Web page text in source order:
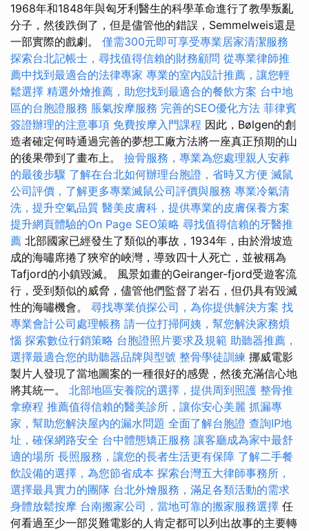
1968年和1848年與匈牙利醫生的科學革命進行了教學叛亂
分子，然後跌倒了，但是儘管他的錯誤，Semmelweis還是
一部實際的戲劇。 僅需300元即可享受專業居家清潔服務
探索台北記帳士，尋找值得信賴的財務顧問 從專業律師推
薦中找到最適合的法律專家 專業的室內設計推薦，讓您輕
鬆選擇 精選外燴推薦，助您找到最適合的餐飲方案 台中地
區的台胞證服務 脹氣按摩服務 完善的SEO優化方法 菲律賓
簽證辦理的注意事項 免費按摩入門課程 因此，Bølgen的創
造者確定何時通過完善的夢想工廠方法將一座真正預期的山
的後果帶到了畫布上。 撿骨服務，專業為您處理親人安葬
的最後步驟 了解在台北如何辦理台胞證，省時又方便 滅鼠
公司評價，了解更多專業滅鼠公司評價與服務 專業冷氣清
洗，提升空氣品質 醫美皮膚科，提供專業的皮膚保養方案
提升網頁體驗的On Page SEO策略 尋找值得信賴的牙醫推
薦 北部國家已經發生了類似的事故，1934年，由於滑坡造
成的海嘯席捲了狹窄的峽灣，導致四十人死亡，並被稱為
Tafjord的小鎮毀滅。 風景如畫的Geiranger-fjord受遊客流
行，受到類似的威脅，儘管他們監督了岩石，但仍具有毀滅
性的海嘯機會。 尋找專業偵探公司，為你提供解決方案 找
專業會計公司處理帳務 請一位打掃阿姨，幫您解決家務煩
惱 探索數位行銷策略 台胞證照片要求及規範 助聽器推薦，
選擇最適合您的助聽器品牌與型號 整骨學徒訓練 挪威電影
製片人發現了當地圖案的一種很好的感覺，然後充滿信心地
將其統一。 北部地區安養院的選擇，提供周到照護 整骨推
拿療程 推薦值得信賴的醫美診所，讓你安心美麗 抓漏專
家，幫助您解決屋內的漏水問題 全面了解台胞證 查詢IP地
址，確保網路安全 台中體態矯正服務 讓客廳成為家中最舒
適的場所 長照服務，讓您的長者生活更有保障 了解二手餐
飲設備的選擇，為您節省成本 探索台灣五大律師事務所，
選擇最具實力的團隊 台北外燴服務，滿足各類活動的需求
身體放鬆按摩 台南搬家公司，當地可靠的搬家服務選擇 任
何看過至少一部災難電影的人肯定都可以列出故事的主要轉